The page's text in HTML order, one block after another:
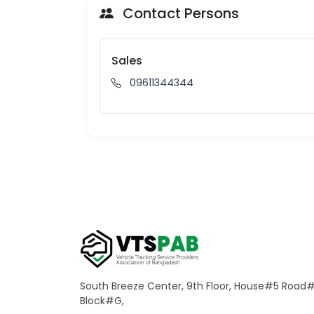
Contact Persons
Sales
09611344344
South Breeze Center, 9th Floor, House#5
Block#G,